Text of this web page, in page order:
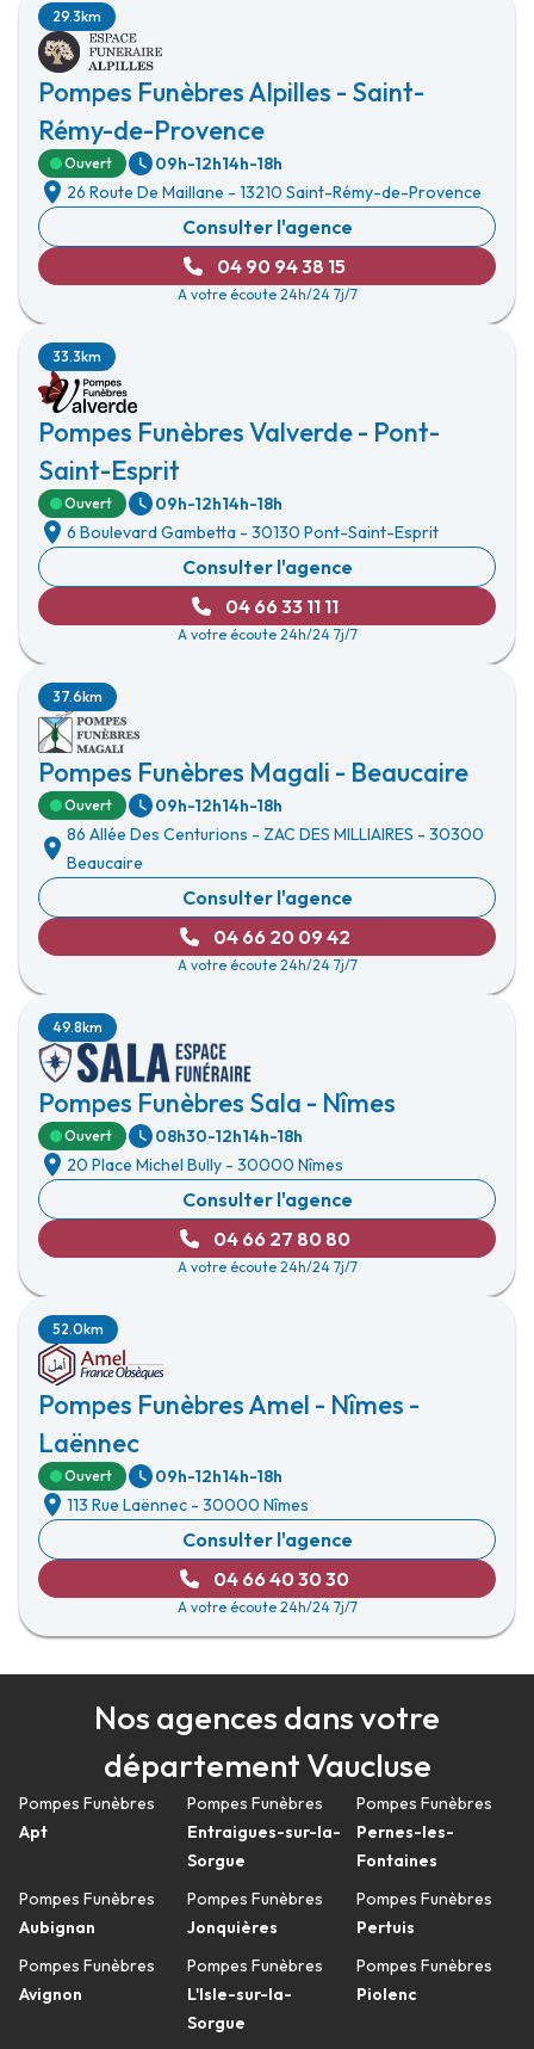
Pompes Funèbres Alpilles - Saint-
Rémy-de-Provence
29.3km
Ouvert 09h-12h14h-18h
26 Route De Maillane - 13210 Saint-Rémy-de-Provence
Consulter l'agence
04 90 94 38 15
A votre écoute 24h/24 7j/7
Pompes Funèbres Valverde - Pont-
Saint-Esprit
33.3km
Ouvert 09h-12h14h-18h
6 Boulevard Gambetta - 30130 Pont-Saint-Esprit
Consulter l'agence
04 66 33 11 11
A votre écoute 24h/24 7j/7
Pompes Funèbres Magali - Beaucaire
37.6km
Ouvert 09h-12h14h-18h
86 Allée Des Centurions - ZAC DES MILLIAIRES - 30300
Beaucaire
Consulter l'agence
04 66 20 09 42
A votre écoute 24h/24 7j/7
Pompes Funèbres Sala - Nîmes
49.8km
Ouvert 08h30-12h14h-18h
20 Place Michel Bully - 30000 Nîmes
Consulter l'agence
04 66 27 80 80
A votre écoute 24h/24 7j/7
Pompes Funèbres Amel - Nîmes -
Laënnec
52.0km
Ouvert 09h-12h14h-18h
113 Rue Laënnec - 30000 Nîmes
Consulter l'agence
04 66 40 30 30
A votre écoute 24h/24 7j/7
Nos agences dans votre
département Vaucluse
Pompes Funèbres
Apt
Pompes Funèbres
Aubignan
Pompes Funèbres
Avignon
Pompes Funèbres
Entraigues-sur-la-
Sorgue
Pompes Funèbres
Jonquières
Pompes Funèbres
L'Isle-sur-la-
Sorgue
Pompes Funèbres
Pernes-les-
Fontaines
Pompes Funèbres
Pertuis
Pompes Funèbres
Piolenc